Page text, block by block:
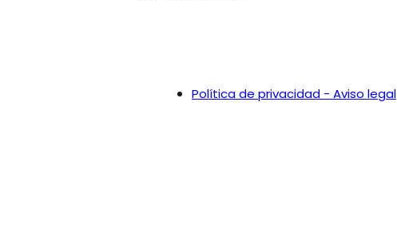
Política de privacidad - Aviso legal